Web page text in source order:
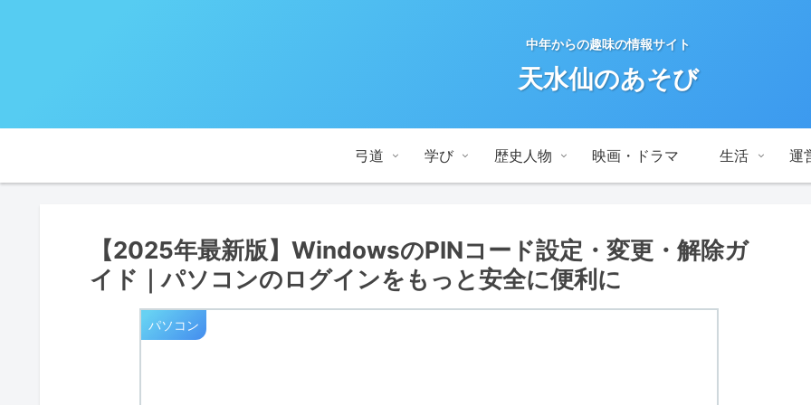
中年からの趣味の情報サイト
天水仙のあそび
弓道 学び 歴史人物 映画・ドラマ 生活 運
【2025年最新版】WindowsのPINコード設定・変更・解除ガ
イド｜パソコンのログインをもっと安全に便利に
パソコン